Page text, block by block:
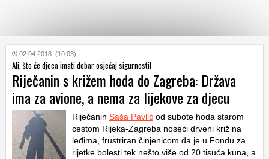
KATEGORIJE
HRVATSKI
WEB
02.04.2018. (10:03)
Ali, što će djeca imati dobar osjećaj sigurnosti!
Riječanin s križem hoda do Zagreba: Država
ima za avione, a nema za lijekove za djecu
Riječanin Saša Pavlić od subote hoda starom
cestom Rijeka-Zagreba noseći drveni križ na
leđima, frustriran činjenicom da je u Fondu za
rijetke bolesti tek nešto više od 20 tisuća kuna, a